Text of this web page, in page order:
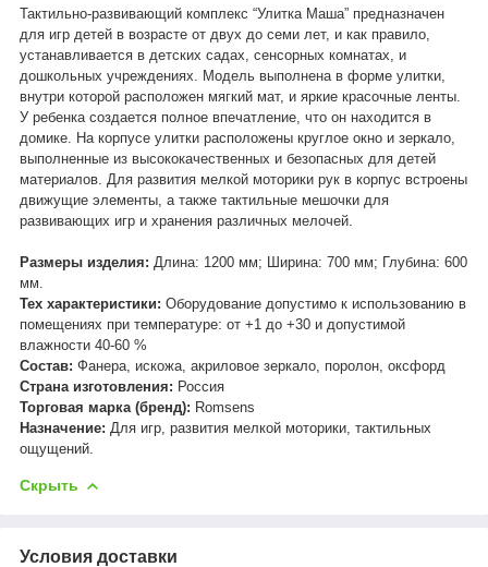
Тактильно-развивающий комплекс “Улитка Маша” предназначен
для игр детей в возрасте от двух до семи лет, и как правило,
устанавливается в детских садах, сенсорных комнатах, и
дошкольных учреждениях. Модель выполнена в форме улитки,
внутри которой расположен мягкий мат, и яркие красочные ленты.
У ребенка создается полное впечатление, что он находится в
домике. На корпусе улитки расположены круглое окно и зеркало,
выполненные из высококачественных и безопасных для детей
материалов. Для развития мелкой моторики рук в корпус встроены
движущие элементы, а также тактильные мешочки для
развивающих игр и хранения различных мелочей.
Размеры изделия: Длина: 1200 мм; Ширина: 700 мм; Глубина: 600
мм.
Тех характеристики: Оборудование допустимо к использованию в
помещениях при температуре: от +1 до +30 и допустимой
влажности 40-60 %
Состав: Фанера, искожа, акриловое зеркало, поролон, оксфорд
Страна изготовления: Россия
Торговая марка (бренд): Romsens
Назначение: Для игр, развития мелкой моторики, тактильных
ощущений.
Скрыть
Условия доставки